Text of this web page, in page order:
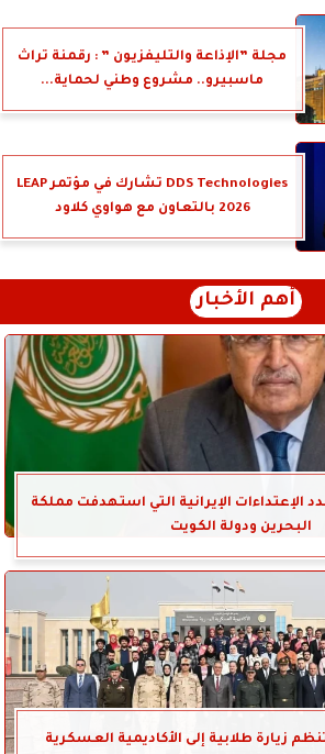
مجلة ”الإذاعة والتليفزيون ” : رقمنة تراث
ماسبيرو.. مشروع وطني لحماية...
DDS Technologies تشارك في مؤتمر LEAP
2026 بالتعاون مع هواوي كلاود
أهم الأخبار
الإعتداءات الإيرانية التي استهدفت مملكة
البحرين ودولة الكويت
زيارة طلابية إلى الأكاديمية العسكرية